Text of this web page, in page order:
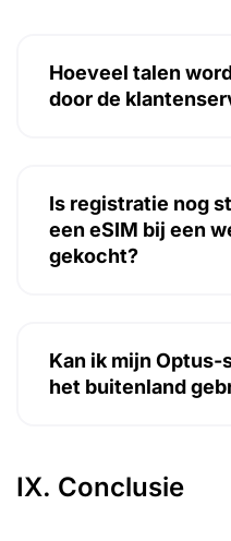
Hoeveel talen
door de
Is registratie nog
een eSIM bij een
gekocht?
Kan ik mijn Optus-
het buitenland
IX. Conclusie